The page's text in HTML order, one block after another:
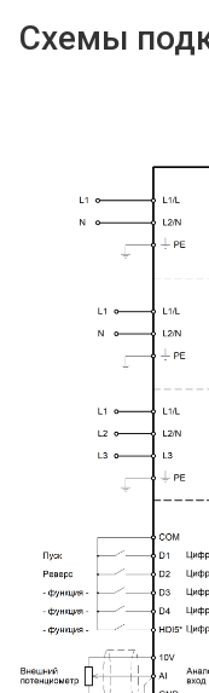
Схемы